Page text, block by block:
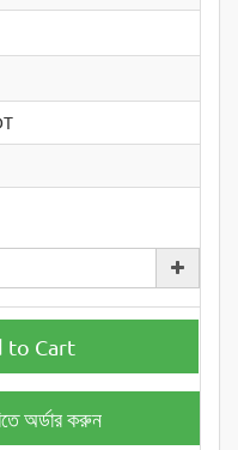
to Cart
অর্ডার করুন